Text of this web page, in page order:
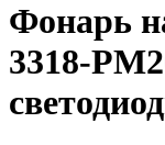
Фонарь
3318-